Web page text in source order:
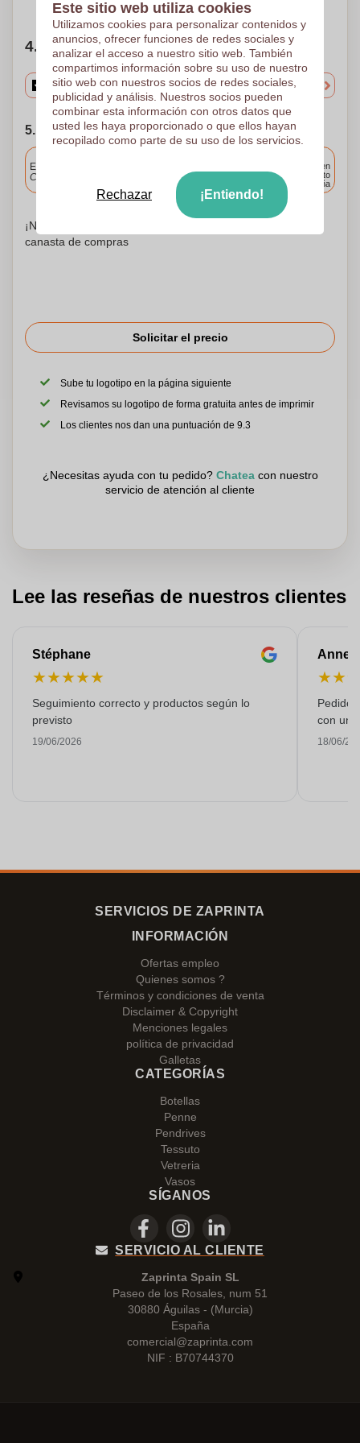
4. Elige tu cantidad
5. Elija su fecha de envío
Entrega estándar
Cargue y apruebe sus archivos antes de las 9.30 a.m.
Entrega en
cualquier punto
de España
¡No te preocupes! Simplemente suba sus archivos a la
canasta de compras
Solicitar el precio
Sube tu logotipo en la página siguiente
Revisamos su logotipo de forma gratuita antes de imprimir
Los clientes nos dan una puntuación de 9.3
¿Necesitas ayuda con tu pedido? Chateacon nuestro
servicio de atención al cliente
Lee las reseñas de nuestros clientes
Stéphane
★★★★★
Seguimiento correcto y productos según lo
previsto
19/06/2026
Anne-
★★
Pedido
con
18/06/
SERVICIOS DE ZAPRINTA
INFORMACIÓN
Ofertas empleo
Quienes somos ?
Términos y condiciones de venta
Disclaimer & Copyright
Menciones legales
política de privacidad
Galletas
CATEGORÍAS
Botellas
Penne
Pendrives
Tessuto
Vetreria
Vasos
SÍGANOS
SERVICIO AL CLIENTE
Zaprinta Spain SL
Paseo de los Rosales, num 51
30880 Águilas - (Murcia)
España
comercial@zaprinta.com
NIF : B70744370
Este sitio web utiliza cookies
Utilizamos cookies para personalizar contenidos y
anuncios, ofrecer funciones de redes sociales y
analizar el acceso a nuestro sitio web. También
compartimos información sobre su uso de nuestro
sitio web con nuestros socios de redes sociales,
publicidad y análisis. Nuestros socios pueden
combinar esta información con otros datos que
usted les haya proporcionado o que ellos hayan
recopilado como parte de su uso de los servicios.
Rechazar ¡Entiendo!